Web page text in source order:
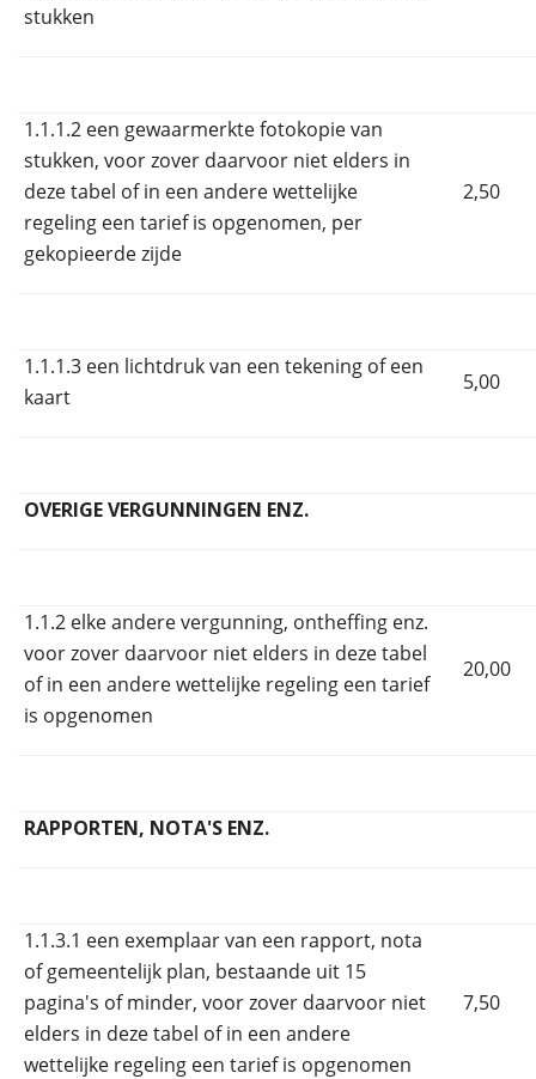
stukken
1.1.1.2 een gewaarmerkte fotokopie van
stukken, voor zover daarvoor niet elders in
deze tabel of in een andere wettelijke
regeling een tarief is opgenomen, per
gekopieerde zijde
2,50
1.1.1.3 een lichtdruk van een tekening of een
kaart
5,00
OVERIGE VERGUNNINGEN ENZ.
1.1.2 elke andere vergunning, ontheffing enz.
voor zover daarvoor niet elders in deze tabel
of in een andere wettelijke regeling een tarief
is opgenomen
20,00
RAPPORTEN, NOTA'S ENZ.
1.1.3.1 een exemplaar van een rapport, nota
of gemeentelijk plan, bestaande uit 15
pagina's of minder, voor zover daarvoor niet
elders in deze tabel of in een andere
wettelijke regeling een tarief is opgenomen
7,50